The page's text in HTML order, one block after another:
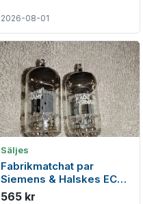
2026-08-01
Säljes
Fabrikmatchat par
Siemens & Halskes ECC
81 samma kod!
565 kr